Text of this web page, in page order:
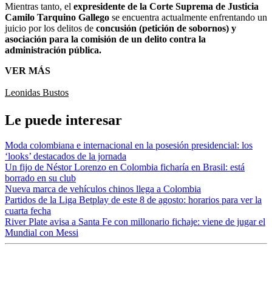
Mientras tanto, el expresidente de la Corte Suprema de Justicia
Camilo Tarquino Gallego se encuentra actualmente enfrentando un
juicio por los delitos de concusión (petición de sobornos) y
asociación para la comisión de un delito contra la
administración pública.
VER MÁS
Leonidas Bustos
Le puede interesar
Moda colombiana e internacional en la posesión presidencial: los
‘looks’ destacados de la jornada
Un fijo de Néstor Lorenzo en Colombia ficharía en Brasil: está
borrado en su club
Nueva marca de vehículos chinos llega a Colombia
Partidos de la Liga Betplay de este 8 de agosto: horarios para ver la
cuarta fecha
River Plate avisa a Santa Fe con millonario fichaje: viene de jugar el
Mundial con Messi